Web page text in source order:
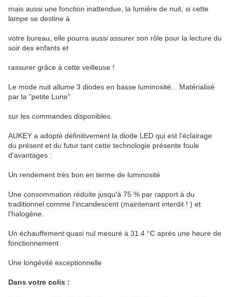
mais aussi une fonction inattendue, la lumière de nuit, si cette
lampe se destine à
votre bureau, elle pourra aussi assurer son rôle pour la lecture du
soir des enfants et
rassurer grâce à cette veilleuse !
Le mode nuit allume 3 diodes en basse luminosité... Matérialisé
par la "petite Lune"
sur les commandes disponibles.
AUKEY a adopté définitivement la diode LED qui est l'éclairage
du présent et du futur tant cette technologie présente foule
d'avantages :
Un rendement très bon en terme de luminosité
Une consommation réduite jusqu'à 75 % par rapport à du
traditionnel comme l'incandescent (maintenant interdit ! ) et
l'halogène.
Un échauffement quasi nul mesuré à 31.4 °C après une heure de
fonctionnement
Une longévité exceptionnelle
Dans votre colis :